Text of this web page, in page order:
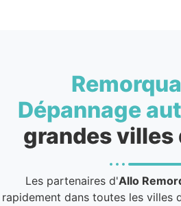
Dépannage
grandes villes
Les partenaires d'Allo
rapidement dans toutes les villes